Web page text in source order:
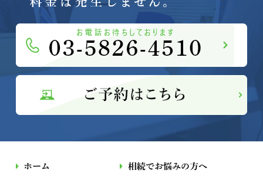
ホーム 相続でお悩みの方へ